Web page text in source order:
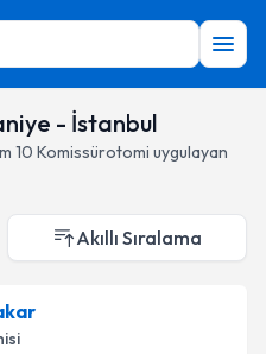
- İstanbul
10 Komissürotomi uygulayan
Akıllı Sıralama